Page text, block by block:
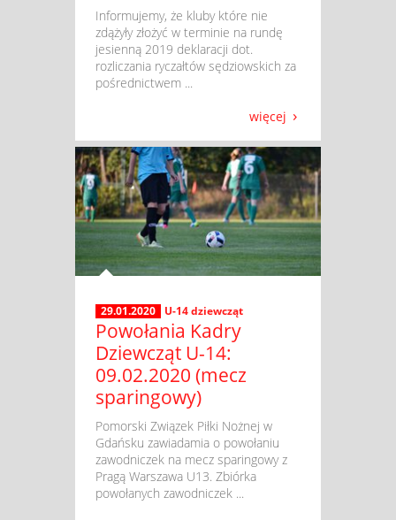
​ Informujemy, że kluby które nie
zdążyły złożyć w terminie na rundę
jesienną 2019 deklaracji dot.
rozliczania ryczałtów sędziowskich za
pośrednictwem ...
więcej
29.01.2020 U-14 dziewcząt
Powołania Kadry
Dziewcząt U-14:
09.02.2020 (mecz
sparingowy)
​ Pomorski Związek Piłki Nożnej w
Gdańsku zawiadamia o powołaniu
zawodniczek na mecz sparingowy z
Pragą Warszawa U13. Zbiórka
powołanych zawodniczek ...